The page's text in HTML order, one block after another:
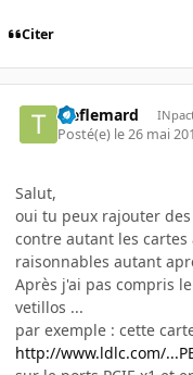
Citer
treflemard
Posté(e) le 26 mai
Salut,
oui tu peux rajouter des
contre autant les
raisonnables autant
Après j'ai pas compris
vetillos ...
par exemple : cette
http://www.ldlc.com/